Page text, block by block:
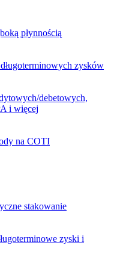
kontraktów futures
płynnością
zysków
debetowych,
i więcej
na COTI
stakowanie
zyski i